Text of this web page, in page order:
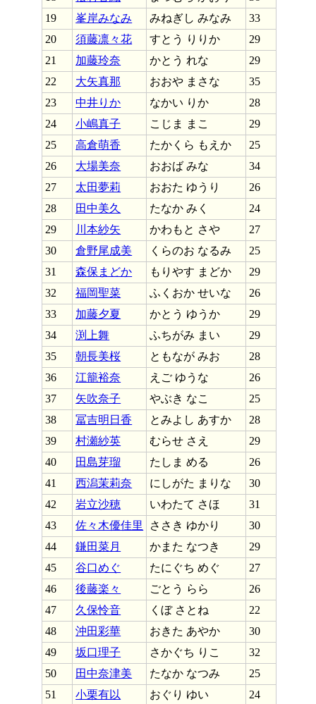
19
峯岸みなみ みねぎし みなみ
33
20
須藤凛々花 すとう りりか
29
21
加藤玲奈 かとう れな
29
22
大矢真那 おおや まさな
35
23
中井りか なかい りか
28
24
小嶋真子 こじま まこ
29
25
高倉萌香 たかくら もえか
25
26
大場美奈 おおば みな
34
27
太田夢莉 おおた ゆうり
26
28
田中美久 たなか みく
24
29
川本紗矢 かわもと さや
27
30
倉野尾成美 くらのお なるみ
25
31
森保まどか もりやす まどか
29
32
福岡聖菜 ふくおか せいな
26
33
加藤夕夏 かとう ゆうか
29
34
渕上舞 ふちがみ まい
29
35
朝長美桜 ともなが みお
28
36
江籠裕奈 えご ゆうな
26
37
矢吹奈子 やぶき なこ
25
38
冨吉明日香 とみよし あすか
28
39
村瀬紗英 むらせ さえ
29
40
田島芽瑠 たしま める
26
41
西潟茉莉奈 にしがた まりな
30
42
岩立沙穂 いわたて さほ
31
43
佐々木優佳里 ささき ゆかり
30
44
鎌田菜月 かまた なつき
29
45
谷口めぐ たにぐち めぐ
27
46
後藤楽々 ごとう らら
26
47
久保怜音 くぼ さとね
22
48
沖田彩華 おきた あやか
30
49
坂口理子 さかぐち りこ
32
50
田中奈津美 たなか なつみ
25
51
小栗有以 おぐり ゆい
24